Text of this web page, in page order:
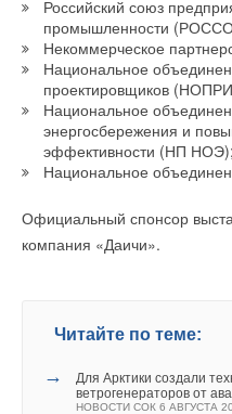
Российский союз
промышленности
Некоммерческое
Национальное
проектировщиков
Национальное
энергосбережения и
эффективности (НП НОЭ);
Национальное
Официальный спонсор
компания «Даичи».
Читайте по теме:
→
Для Арктики создали
ветрогенераторов от
НОВОСТИ СОК 6 АВГУСТА
Комментарии
В этой теме еще нет
Добавить комментарий
Ваше имя *
Ваш E-mail *
Текст комментария